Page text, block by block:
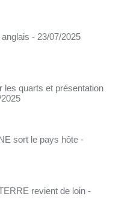
- 23/07/2025
les quarts et présentation
sort le pays hôte -
revient de loin -